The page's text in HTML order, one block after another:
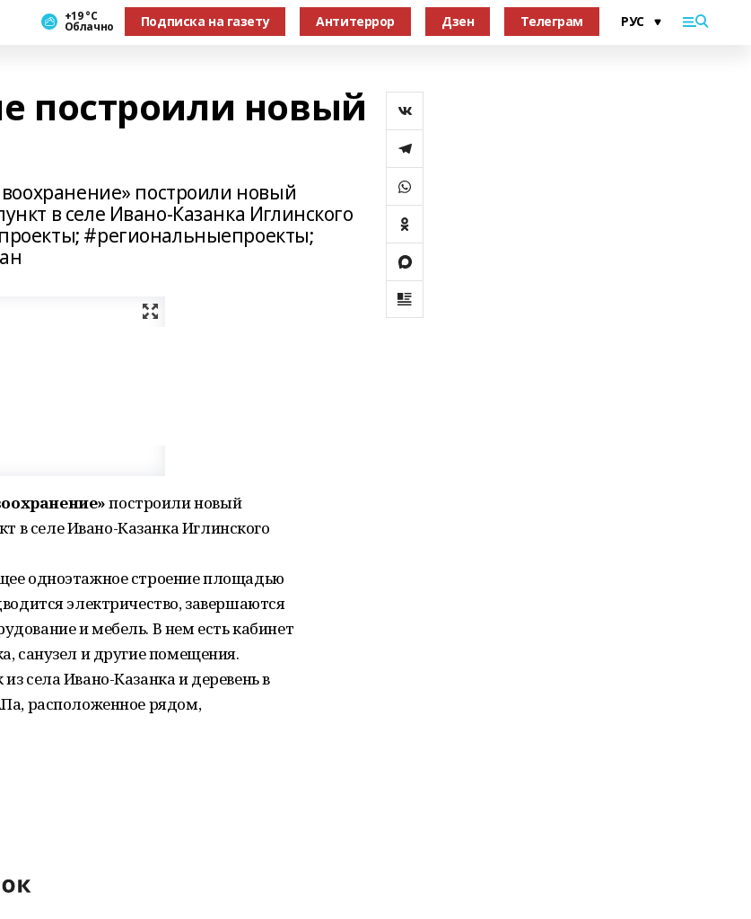
+19 °С
Облачно Подписка на газету Антитеррор Дзен Телеграм
построили новый
построили новый
в селе Ивано-Казанка Иглинского
#региональныепроекты;
построили новый
селе Ивано-Казанка Иглинского
одноэтажное строение площадью
электричество, завершаются
и мебель. В нем есть кабинет
санузел и другие помещения.
села Ивано-Казанка и деревень в
расположенное рядом,